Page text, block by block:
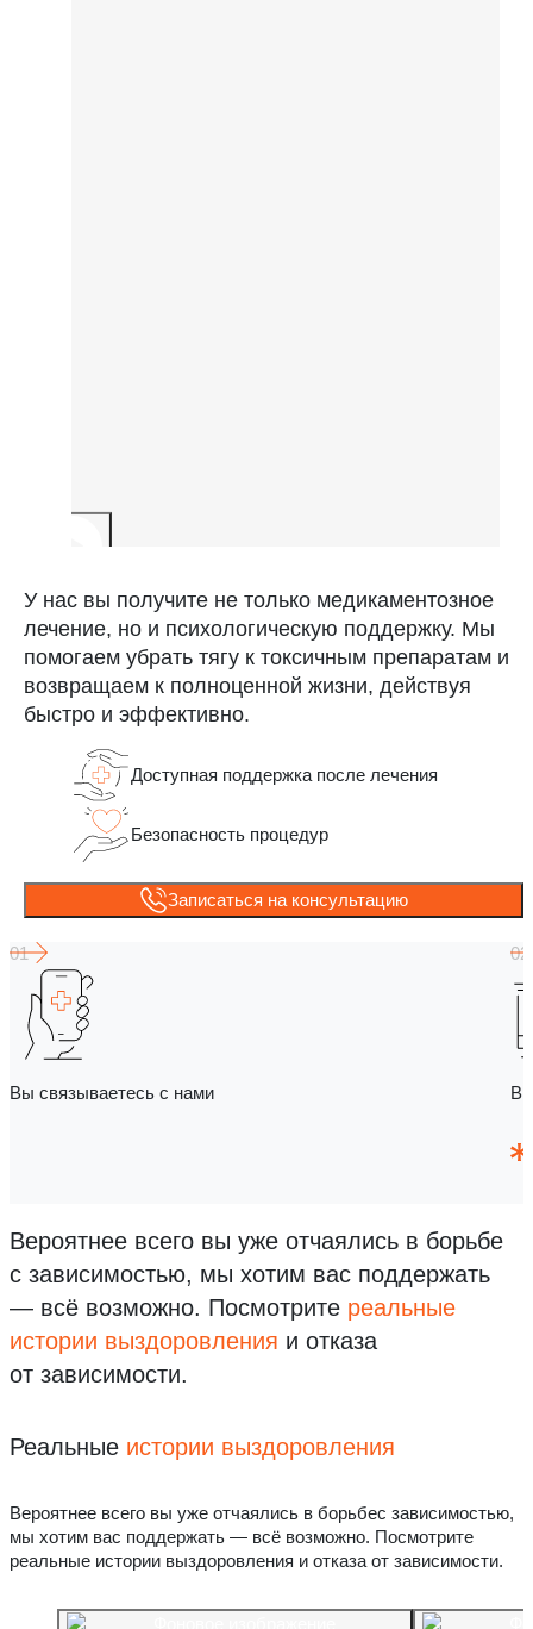
У нас вы получите не только медикаментозное
лечение, но и психологическую поддержку. Мы
помогаем убрать тягу к токсичным препаратам и
возвращаем к полноценной жизни, действуя
быстро и эффективно.
Доступная поддержка после лечения
Безопасность процедур
Записаться на консультацию
Вы связываетесь с нами
Вероятнее всего вы уже отчаялись в борьбе
с зависимостью, мы хотим вас поддержать
— всё возможно. Посмотрите реальные
истории выздоровления и отказа
от зависимости.
Реальные истории выздоровления
Вероятнее всего вы уже отчаялись в борьбес зависимостью,
мы хотим вас поддержать — всё возможно. Посмотрите
реальные истории выздоровления и отказа от зависимости.